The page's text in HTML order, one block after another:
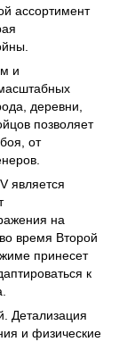
ассортимент
и
деревни,
позволяет
от
является
на
время Второй
принесет
к
Детализация
и физические